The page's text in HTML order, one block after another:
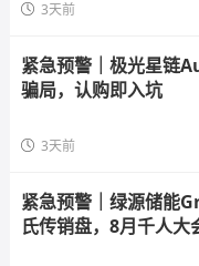
3天前
紧急预警｜极光星链
骗局，认购即入坑
3天前
紧急预警｜绿源储能
氏传销盘，8月千人大